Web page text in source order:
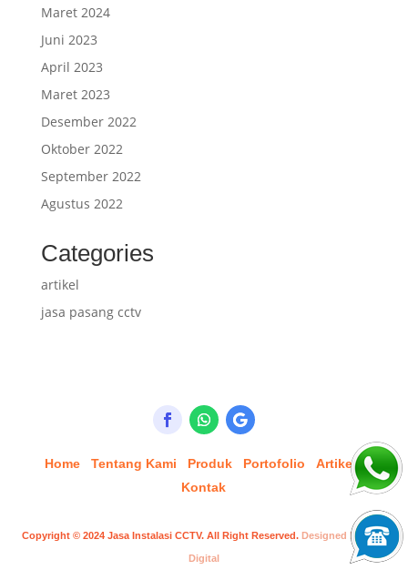
Maret 2024
Juni 2023
April 2023
Maret 2023
Desember 2022
Oktober 2022
September 2022
Agustus 2022
Categories
artikel
jasa pasang cctv
Home Tentang Kami Produk Portofolio
Artikel
Kontak
Copyright © 2024 Jasa Instalasi CCTV. All Right Reserved. Designed by Inori
Digital